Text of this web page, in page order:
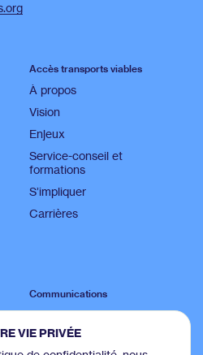
Accès transports viables
À propos
Vision
Enjeux
Service-conseil et
formations
S’impliquer
Carrières
Communications
Publications
Espace presse
VIE PRIVÉE